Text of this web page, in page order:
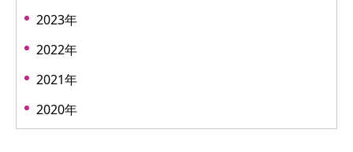
2023年
2022年
2021年
2020年